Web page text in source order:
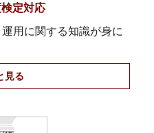
定対応
用に関する知識が身に
見る